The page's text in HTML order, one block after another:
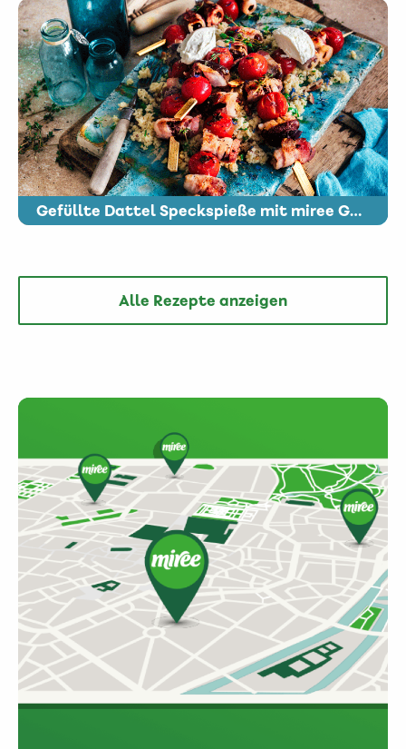
Gefüllte Dattel Speckspieße mit miree Gorgonzola
Alle Rezepte anzeigen